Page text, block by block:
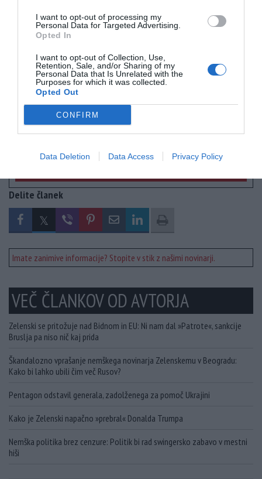
I want to opt-out of processing my
Personal Data for Targeted Advertising.
Opted In
I want to opt-out of Collection, Use,
Retention, Sale, and/or Sharing of my
Personal Data that Is Unrelated with the
Purposes for which it was collected.
Opted Out
CONFIRM
Data Deletion Data Access Privacy Policy
Delite članek
Imate zanimive informacije? Stopite v stik z našimi novinarji.
VEČ ČLANKOV OD AVTORJA
Zelenski se pritožuje nad Bidnom in EU: Ni nam dal »Patrote«, sankcije
Bruslja pa niso nič kaj prida
Škandalozno vprašanje nemškega novinarja Zelenskemu v Beogradu:
Kako bi lahko ubili čim več Rusov?
Pentagon odstavil generala, zadolženega za pomoč Ukrajini
Kako je Zelenski napačno »prebral« Donalda Trumpa
Nemška politika brez cenzure: Politik bi rad swingersko zabavo v mestni
hiši